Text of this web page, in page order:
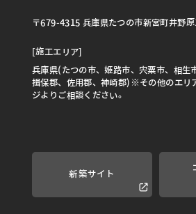
〒679-4315 兵庫県たつの市新宮町井野
[施工エリア]
兵庫県(たつの市、姫路市、宍粟市、相生
揖保郡、佐用郡、神崎郡)※その他のエリ
ジよりご相談ください。
新築サイト